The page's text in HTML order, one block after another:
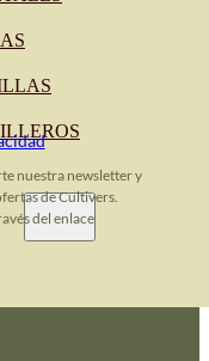
nuestra newsletter y
de Cultivers.
del enlace